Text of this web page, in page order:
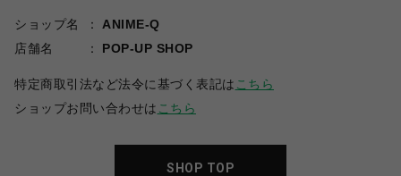
ショップ名
ANIME-Q
店舗名
POP-UP SHOP
特定商取引法など法令に基づく表記は こちら
ショップお問い合わせは こちら
SHOP TOP